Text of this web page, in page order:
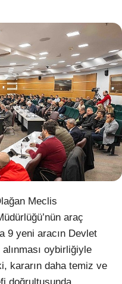
WhatsApp İhbar Hattı
Facebook
Instagram
Youtube
Pinterest
Dribbble
LinkedIn
Meclis
araç
9 yeni aracın Devlet
oybirliğiyle
kararın daha temiz ve